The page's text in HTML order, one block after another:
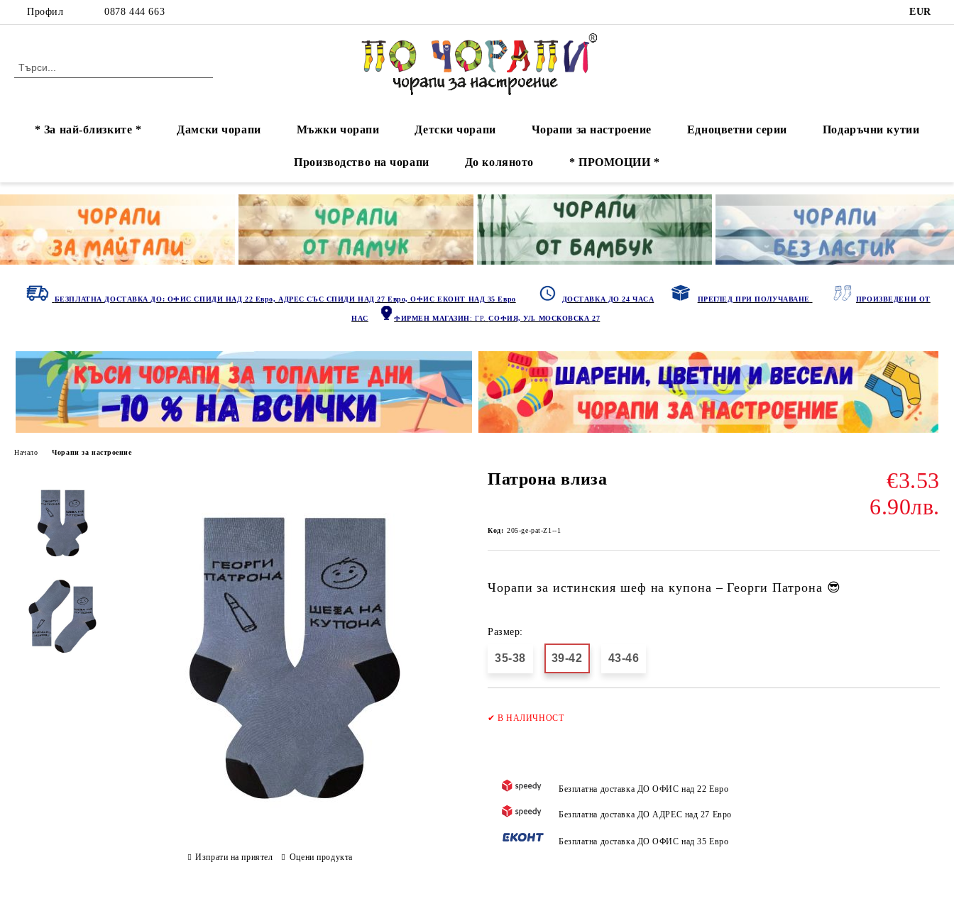
Профил 0878 444 663 EUR
* За най-близките * Дамски чорапи Мъжки чорапи Детски чорапи Чорапи за настроение Едноцветни серии Подаръчни кутии
Производство на чорапи До коляното * ПРОМОЦИИ *
БЕЗПЛАТНА ДОСТАВКА ДО: ОФИС СПИДИ НАД 22 Евро, АДРЕС СЪС СПИДИ НАД 27 Евро, ОФИС ЕКОНТ НАД 35 Евро ДОСТАВКА ДО 24 ЧАСА ПРЕГЛЕД ПРИ ПОЛУЧАВАНЕ ПРОИЗВЕДЕНИ ОТ
НАС ФИРМЕН МАГАЗИН: ГР.СОФИЯ, УЛ. МОСКОВСКА 27
Начало Чорапи за настроение
Патрона влиза
€3.53
6.90лв.
Код: 205-ge-pat-Z1--1
Чорапи за истинския шеф на купона – Георги Патрона 😎
Размер:
35-38 39-42 43-46
✔В НАЛИЧНОСТ
Безплатна доставка ДО ОФИС над 22 Евро
Безплатна доставка ДО АДРЕС над 27 Евро
Безплатна доставка ДО ОФИС над 35 Евро
Изпрати на приятел Оцени продукта